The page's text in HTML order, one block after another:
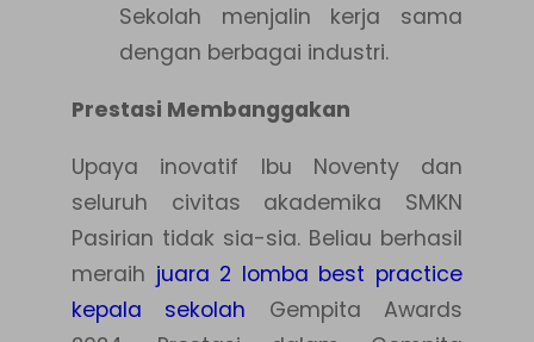
Sekolah menjalin kerja sama
dengan berbagai industri.
Prestasi Membanggakan
Upaya inovatif Ibu Noventy dan
seluruh civitas akademika SMKN
Pasirian tidak sia-sia. Beliau berhasil
meraih juara 2 lomba best practice
kepala sekolah Gempita Awards